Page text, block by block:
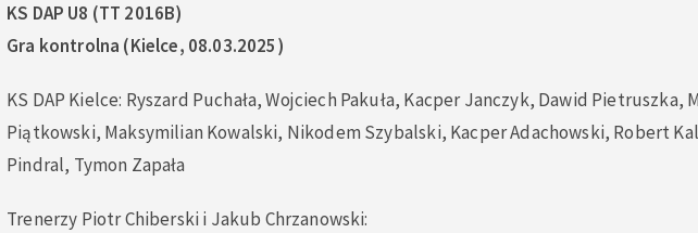
KS DAP U8 (TT 2016B)
Gra kontrolna (Kielce, 08.03.2025)
KS DAP Kielce: Ryszard Puchała, Wojciech Pakuła, Kacper Janczyk, Dawid Pietruszka,
Piątkowski, Maksymilian Kowalski, Nikodem Szybalski, Kacper Adachowski, Robert
Pindral, Tymon Zapała
Trenerzy Piotr Chiberski i Jakub Chrzanowski: